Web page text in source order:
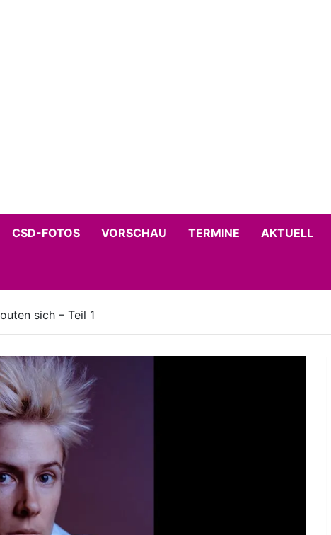
CSD-FOTOS VORSCHAU TERMINE AKTUELL
sich – Teil 1